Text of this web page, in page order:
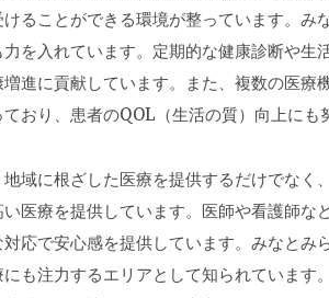
ることができる環境が整っています。み
を入れています。定期的な健康診断や生
進に貢献しています。また、複数の医療
おり、患者のQOL（生活の質）向上にも
域に根ざした医療を提供するだけでなく
医療を提供しています。医師や看護師な
応で安心感を提供しています。みなとみ
も注力するエリアとして知られています